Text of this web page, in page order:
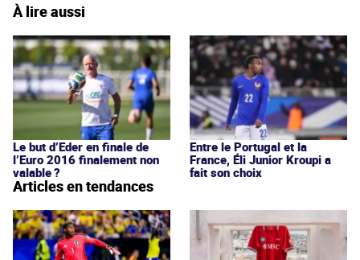
À lire aussi
Le but d’Eder en finale de
l’Euro 2016 finalement non
valable ?
Entre le Portugal et la
France, Éli Junior Kroupi a
fait son choix
Articles en tendances